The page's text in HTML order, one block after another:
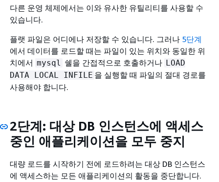
다른 운영 체제에서는 이와 유사한 유틸리티를 사용할 수
있습니다.
플랫 파일은 어디에나 저장할 수 있습니다. 그러나 5단계
에서 데이터를 로드할 때는 파일이 있는 위치와 동일한 위
치에서 mysql 쉘을 간접적으로 호출하거나 LOAD
DATA LOCAL INFILE 을 실행할 때 파일의 절대 경로를
사용해야 합니다.
2단계: 대상 DB 인스턴스에 액세스
중인 애플리케이션을 모두 중지
대량 로드를 시작하기 전에 로드하려는 대상 DB 인스턴스
에 액세스하는 모든 애플리케이션의 활동을 중단합니다.